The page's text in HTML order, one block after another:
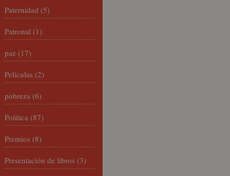
Paternidad (5)
Patronal (1)
paz (17)
Películas (2)
pobreza (6)
Política (87)
Premios (8)
Presentación de libros (3)